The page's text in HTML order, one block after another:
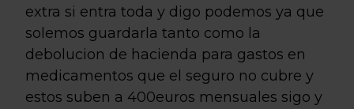
extra si entra toda y digo podemos ya que
solemos guardarla tanto como la
debolucion de hacienda para gastos en
medicamentos que el seguro no cubre y
estos suben a 400euros mensuales sigo y